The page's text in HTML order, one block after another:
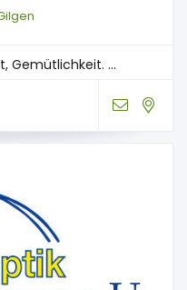
Gemütlichkeit. ...